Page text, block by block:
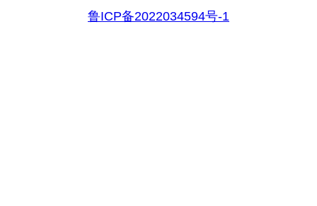
鲁ICP备2022034594号-1